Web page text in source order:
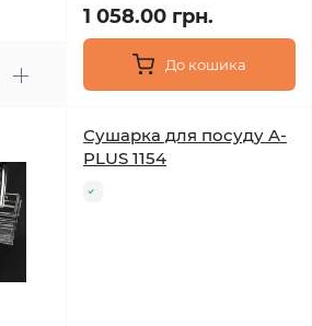
1 058.00 грн.
До кошика
Сушарка для посуду A-
PLUS 1154